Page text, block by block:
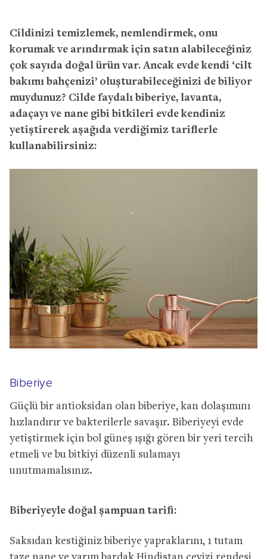
Cildinizi temizlemek, nemlendirmek, onu
korumak ve arındırmak için satın alabileceğiniz
çok sayıda doğal ürün var. Ancak evde kendi ‘cilt
bakımı bahçenizi’ oluşturabileceğinizi de biliyor
muydunuz? Cilde faydalı biberiye, lavanta,
adaçayı ve nane gibi bitkileri evde kendiniz
yetiştirerek aşağıda verdiğimiz tariflerle
kullanabilirsiniz:
Biberiye
Güçlü bir antioksidan olan biberiye, kan dolaşımını
hızlandırır ve bakterilerle savaşır. Biberiyeyi evde
yetiştirmek için bol güneş ışığı gören bir yeri tercih
etmeli ve bu bitkiyi düzenli sulamayı
unutmamalısınız.
Biberiyeyle doğal şampuan tarifi:
Saksıdan kestiğiniz biberiye yapraklarını, 1 tutam